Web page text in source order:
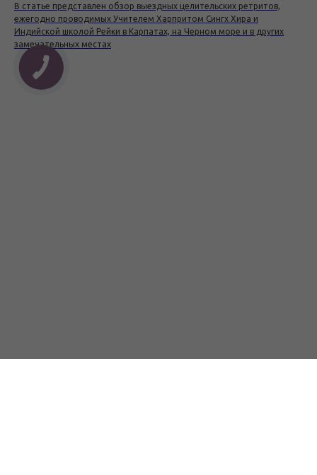
В статье представлен обзор выездных целительских ретритов,
ежегодно проводимых Учителем Харпритом Сингх Хира и
Индийской школой Рейки в Карпатах, на Черном море и в других
замечательных местах